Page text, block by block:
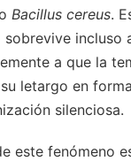
Bacillus cereus.
incluso
a que la
letargo en
silenciosa.
este fenómeno